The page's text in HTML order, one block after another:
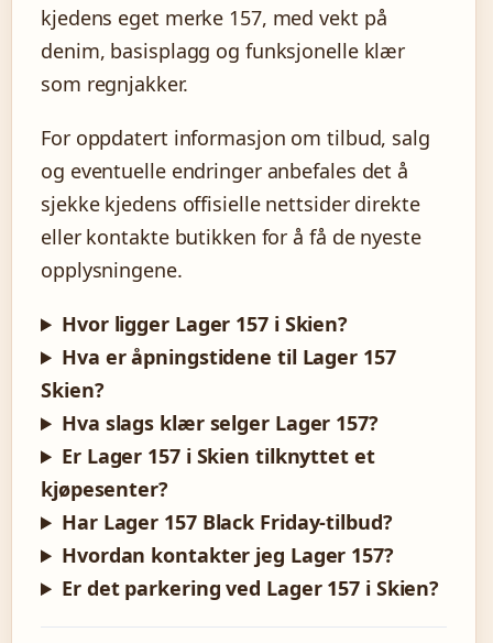
kjedens eget merke 157, med vekt på
denim, basisplagg og funksjonelle klær
som regnjakker.
For oppdatert informasjon om tilbud, salg
og eventuelle endringer anbefales det å
sjekke kjedens offisielle nettsider direkte
eller kontakte butikken for å få de nyeste
opplysningene.
Hvor ligger Lager 157 i Skien?
Hva er åpningstidene til Lager 157
Skien?
Hva slags klær selger Lager 157?
Er Lager 157 i Skien tilknyttet et
kjøpesenter?
Har Lager 157 Black Friday-tilbud?
Hvordan kontakter jeg Lager 157?
Er det parkering ved Lager 157 i Skien?